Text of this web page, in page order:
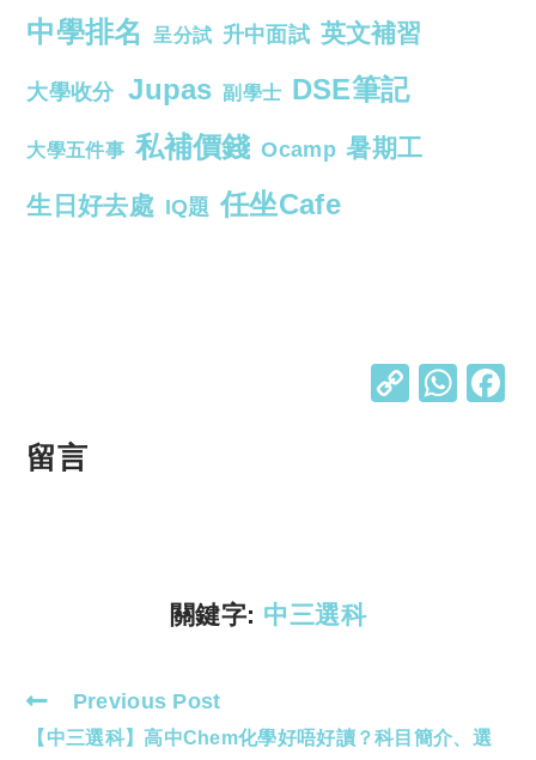
中學排名 呈分試 升中面試 英文補習
大學收分 Jupas 副學士 DSE筆記
大學五件事 私補價錢 Ocamp 暑期工
生日好去處 IQ題 任坐Cafe
C W
留言
關鍵字: 中三選科
Read
more
Previous Post
【中三選科】高中Chem化學好唔好讀？科目簡介、選